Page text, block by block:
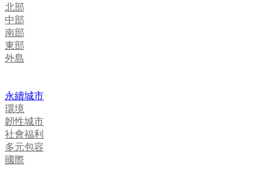
北部
中部
南部
東部
外島
永續城市
環境
韌性城市
社會福利
多元包容
國際